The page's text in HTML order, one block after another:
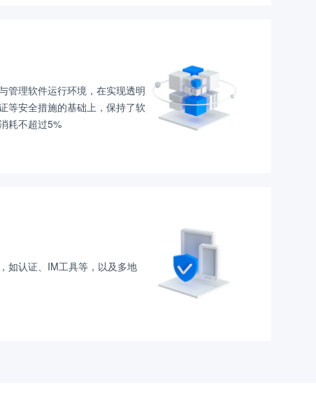
管理软件运行环境，在实现透明
等安全措施的基础上，保持了软
耗不超过5%
如认证、IM工具等，以及多地